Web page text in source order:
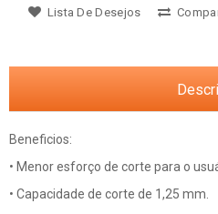
Lista De Desejos
Beneficios:
• Menor esforço de corte para o
• Capacidade de corte de 1,25 mm.